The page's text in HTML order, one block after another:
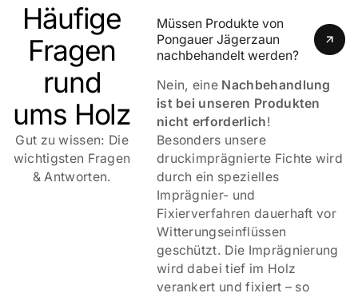
Häufige
Fragen
rund
ums Holz
Gut zu wissen: Die
wichtigsten Fragen
& Antworten.
Müssen Produkte von
Pongauer Jägerzaun
nachbehandelt werden?
Nein, eine Nachbehandlung
ist bei unseren Produkten
nicht erforderlich!
Besonders unsere
druckimprägnierte Fichte wird
durch ein spezielles
Imprägnier- und
Fixierverfahren dauerhaft vor
Witterungseinflüssen
geschützt. Die Imprägnierung
wird dabei tief im Holz
verankert und fixiert – so